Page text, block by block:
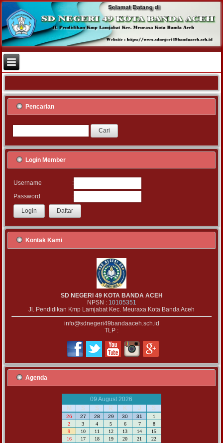
Pencarian
Login Member
Username
:
Password
:
Kontak Kami
SD NEGERI 49 KOTA BANDA ACEH
NPSN : 10105351
Jl. Pendidikan Kmp Lamjabat Kec. Meuraxa Kota Banda Aceh
info@sdnegeri49bandaaceh.sch.id
TLP :
Agenda
09 August 2026
M
S S R K J S
26 27 28 29 30 31
1
2
3 4 5 6 7
8
9
10 11 12 13 14
15
16
17 18 19 20 21
22